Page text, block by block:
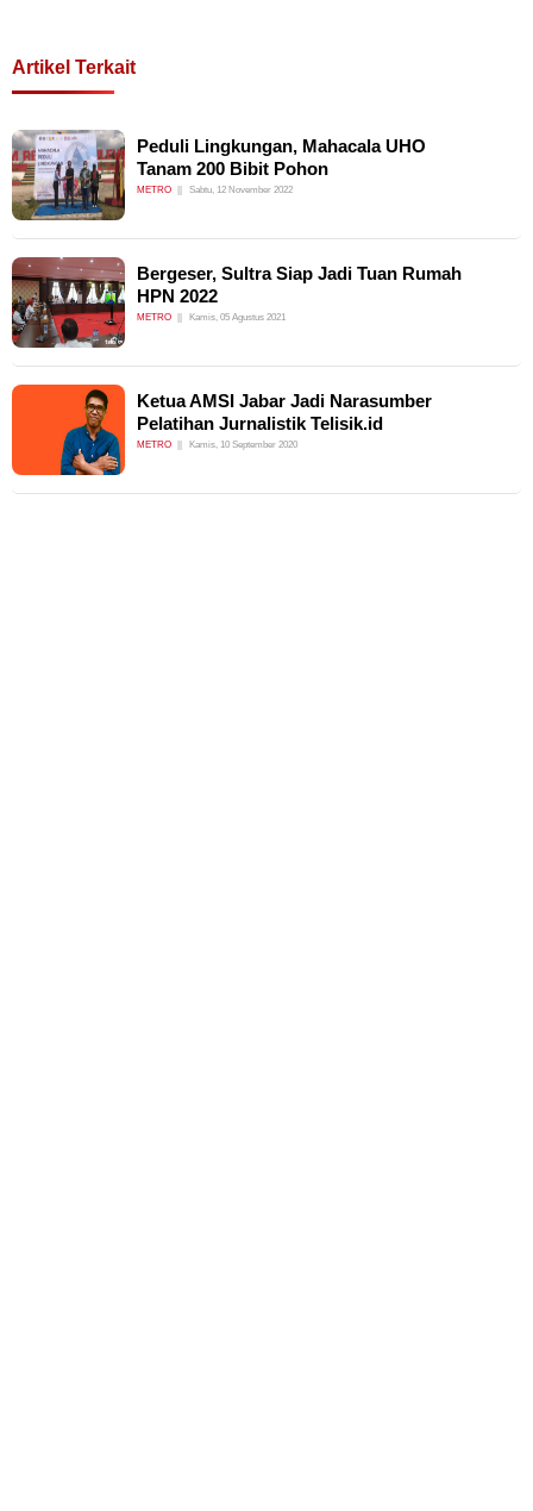
Artikel Terkait
Peduli Lingkungan, Mahacala UHO
Tanam 200 Bibit Pohon
METRO Sabtu, 12 November 2022
Bergeser, Sultra Siap Jadi Tuan Rumah
HPN 2022
METRO Kamis, 05 Agustus 2021
Ketua AMSI Jabar Jadi Narasumber
Pelatihan Jurnalistik Telisik.id
METRO Kamis, 10 September 2020